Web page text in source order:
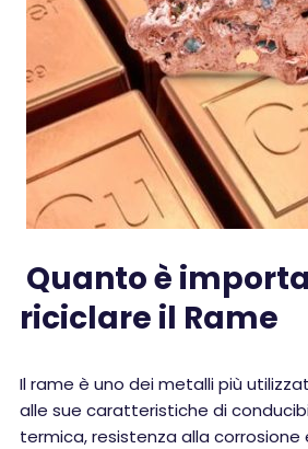
Quanto è
riciclare il Rame
Il rame è uno dei metalli più
alle sue caratteristiche di
termica, resistenza alla corrosione